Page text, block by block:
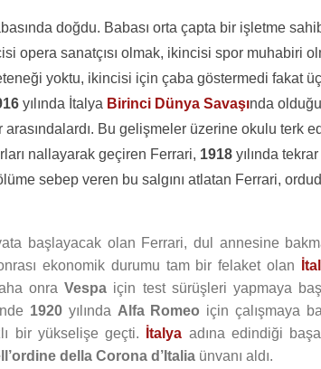
doğdu. Babası orta çapta bir işletme
opera sanatçısı olmak, ikincisi spor muhabiri
yoktu, ikincisi için çaba göstermedi fakat
yılında İtalya Birinci Dünya Savaşında
arasındalardı. Bu gelişmeler üzerine okulu terk
nallayarak geçiren Ferrari, 1918 yılında
sebep veren bu salgını atlatan Ferrari,
başlayacak olan Ferrari, dul annesine
ekonomik durumu tam bir felaket olan
onraVespa için test sürüşleri yapmaya
1920yılında Alfa Romeo için çalışmaya
bir yükselişe geçti. İtalya adına edindiği
della Corona d’Italia ünvanı aldı.